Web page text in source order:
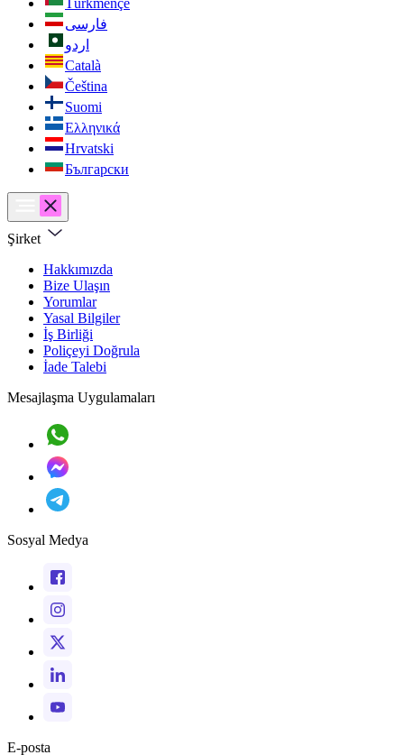
Türkmençe
فارسی
اردو
Català
Čeština
Suomi
Ελληνικά
Hrvatski
Български
Şirket
Hakkımızda
Bize Ulaşın
Yorumlar
Yasal Bilgiler
İş Birliği
Poliçeyi Doğrula
İade Talebi
Mesajlaşma Uygulamaları
Sosyal Medya
E-posta